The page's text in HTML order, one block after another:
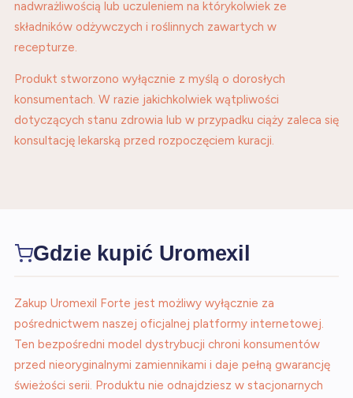
nadwrażliwością lub uczuleniem na którykolwiek ze
składników odżywczych i roślinnych zawartych w
recepturze.
Produkt stworzono wyłącznie z myślą o dorosłych
konsumentach. W razie jakichkolwiek wątpliwości
dotyczących stanu zdrowia lub w przypadku ciąży zaleca się
konsultację lekarską przed rozpoczęciem kuracji.
Gdzie kupić Uromexil
Zakup Uromexil Forte jest możliwy wyłącznie za
pośrednictwem naszej oficjalnej platformy internetowej.
Ten bezpośredni model dystrybucji chroni konsumentów
przed nieoryginalnymi zamiennikami i daje pełną gwarancję
świeżości serii. Produktu nie odnajdziesz w stacjonarnych